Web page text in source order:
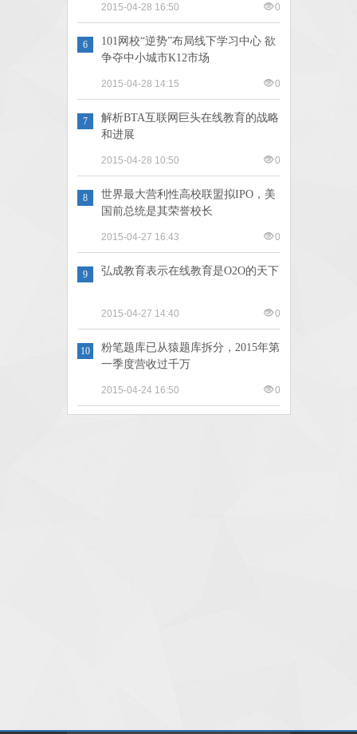
2015-04-28 16:50 0
6
101网校“逆势”布局线下学习中心 欲
争夺中小城市K12市场
2015-04-28 14:15 0
7
解析BTA互联网巨头在线教育的战略
和进展
2015-04-28 10:50 0
8
世界最大营利性高校联盟拟IPO，美
国前总统是其荣誉校长
2015-04-27 16:43 0
9 弘成教育表示在线教育是O2O的天下
2015-04-27 14:40 0
10
粉笔题库已从猿题库拆分，2015年第
一季度营收过千万
2015-04-24 16:50 0